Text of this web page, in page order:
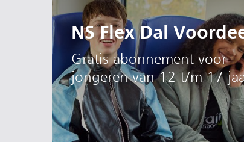
NS Flex Dal
Gratis abonnement voor
jongeren van 12 t/m 17